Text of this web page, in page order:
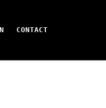
CONTACT